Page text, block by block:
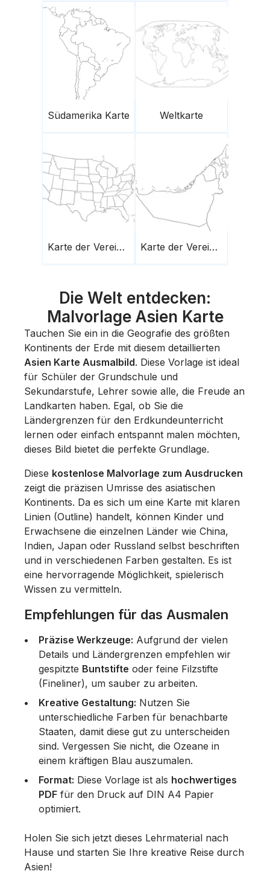
Südamerika Karte Weltkarte
Karte der Vereinigten Staaten von Amerika Karte der Vereinigten Arabischen Emirate
Die Welt entdecken:
Malvorlage Asien Karte
Tauchen Sie ein in die Geografie des größten
Kontinents der Erde mit diesem detaillierten
Asien Karte Ausmalbild. Diese Vorlage ist ideal
für Schüler der Grundschule und
Sekundarstufe, Lehrer sowie alle, die Freude an
Landkarten haben. Egal, ob Sie die
Ländergrenzen für den Erdkundeunterricht
lernen oder einfach entspannt malen möchten,
dieses Bild bietet die perfekte Grundlage.
Diese kostenlose Malvorlage zum Ausdrucken
zeigt die präzisen Umrisse des asiatischen
Kontinents. Da es sich um eine Karte mit klaren
Linien (Outline) handelt, können Kinder und
Erwachsene die einzelnen Länder wie China,
Indien, Japan oder Russland selbst beschriften
und in verschiedenen Farben gestalten. Es ist
eine hervorragende Möglichkeit, spielerisch
Wissen zu vermitteln.
Empfehlungen für das Ausmalen
Präzise Werkzeuge: Aufgrund der vielen
Details und Ländergrenzen empfehlen wir
gespitzte Buntstifte oder feine Filzstifte
(Fineliner), um sauber zu arbeiten.
Kreative Gestaltung: Nutzen Sie
unterschiedliche Farben für benachbarte
Staaten, damit diese gut zu unterscheiden
sind. Vergessen Sie nicht, die Ozeane in
einem kräftigen Blau auszumalen.
Format: Diese Vorlage ist als hochwertiges
PDF für den Druck auf DIN A4 Papier
optimiert.
Holen Sie sich jetzt dieses Lehrmaterial nach
Hause und starten Sie Ihre kreative Reise durch
Asien!